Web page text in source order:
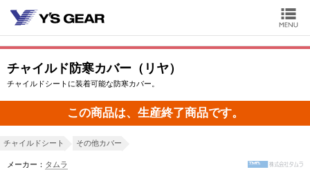
チャイルド防寒カバー（リヤ）
チャイルドシートに装着可能な防寒カバー。
この商品は、生産終了商品です。
チャイルドシート その他カバー
メーカー： タムラ